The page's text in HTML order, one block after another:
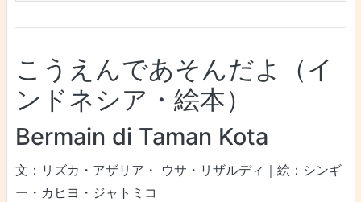
こうえんであそんだよ（イ
ンドネシア・絵本）
Bermain di Taman Kota
文：リズカ・アザリア・ ウサ・リザルディ｜絵：シンギ
ー・カヒヨ・ジャトミコ